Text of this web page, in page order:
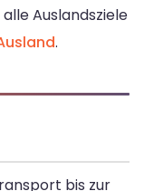
Auslandsziele
.
bis zur